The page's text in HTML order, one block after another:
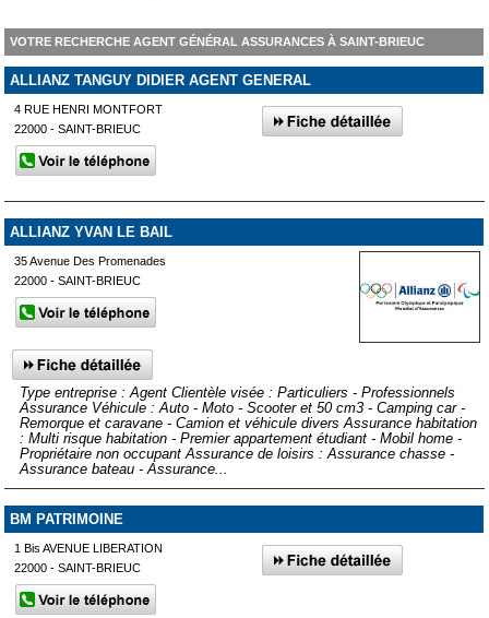
VOTRE RECHERCHE AGENT GÉNÉRAL ASSURANCES À SAINT-BRIEUC
ALLIANZ TANGUY DIDIER AGENT GENERAL
4 RUE HENRI MONTFORT
22000 - SAINT-BRIEUC
ALLIANZ YVAN LE BAIL
35 Avenue Des Promenades
22000 - SAINT-BRIEUC
Type entreprise : Agent Clientèle visée : Particuliers - Professionnels
Assurance Véhicule : Auto - Moto - Scooter et 50 cm3 - Camping car -
Remorque et caravane - Camion et véhicule divers Assurance habitation
: Multi risque habitation - Premier appartement étudiant - Mobil home -
Propriétaire non occupant Assurance de loisirs : Assurance chasse -
Assurance bateau - Assurance...
BM PATRIMOINE
1 Bis AVENUE LIBERATION
22000 - SAINT-BRIEUC